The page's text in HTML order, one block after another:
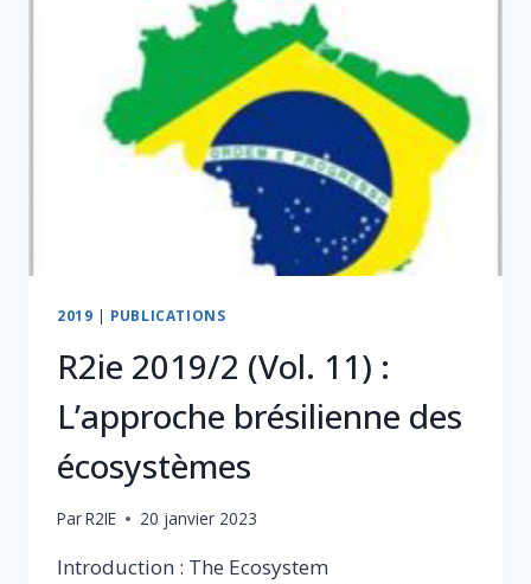
SYMBOLES
DE
L’INTELLIGENCE
ÉCONOMIQUE
DÉCRYPTÉS
2019 | PUBLICATIONS
R2ie 2019/2 (Vol. 11) :
L’approche brésilienne des
écosystèmes
ParR2IE 20 janvier 2023
Introduction : The Ecosystem